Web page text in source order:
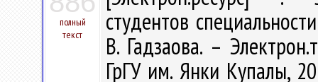
полный
текст
студентов
В. Гадзаова. –
ГрГУ им. Янки Купалы,